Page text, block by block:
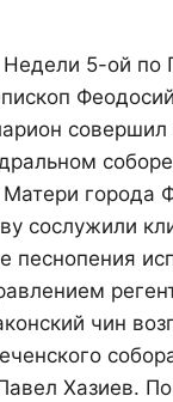
5-ой по
города
сослужили
песнопения
чин
Хазиев.